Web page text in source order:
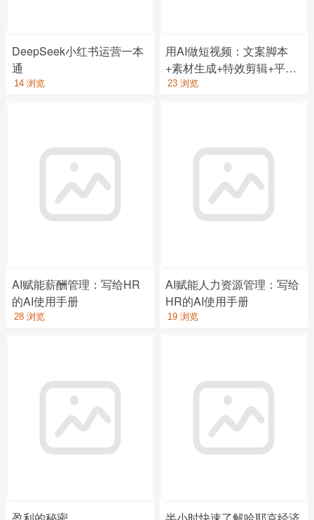
DeepSeek小红书运营一本
通
14 浏览
用AI做短视频：文案脚本
+素材生成+特效剪辑+平台
运营
23 浏览
AI赋能薪酬管理：写给HR
的AI使用手册
28 浏览
AI赋能人力资源管理：写给
HR的AI使用手册
19 浏览